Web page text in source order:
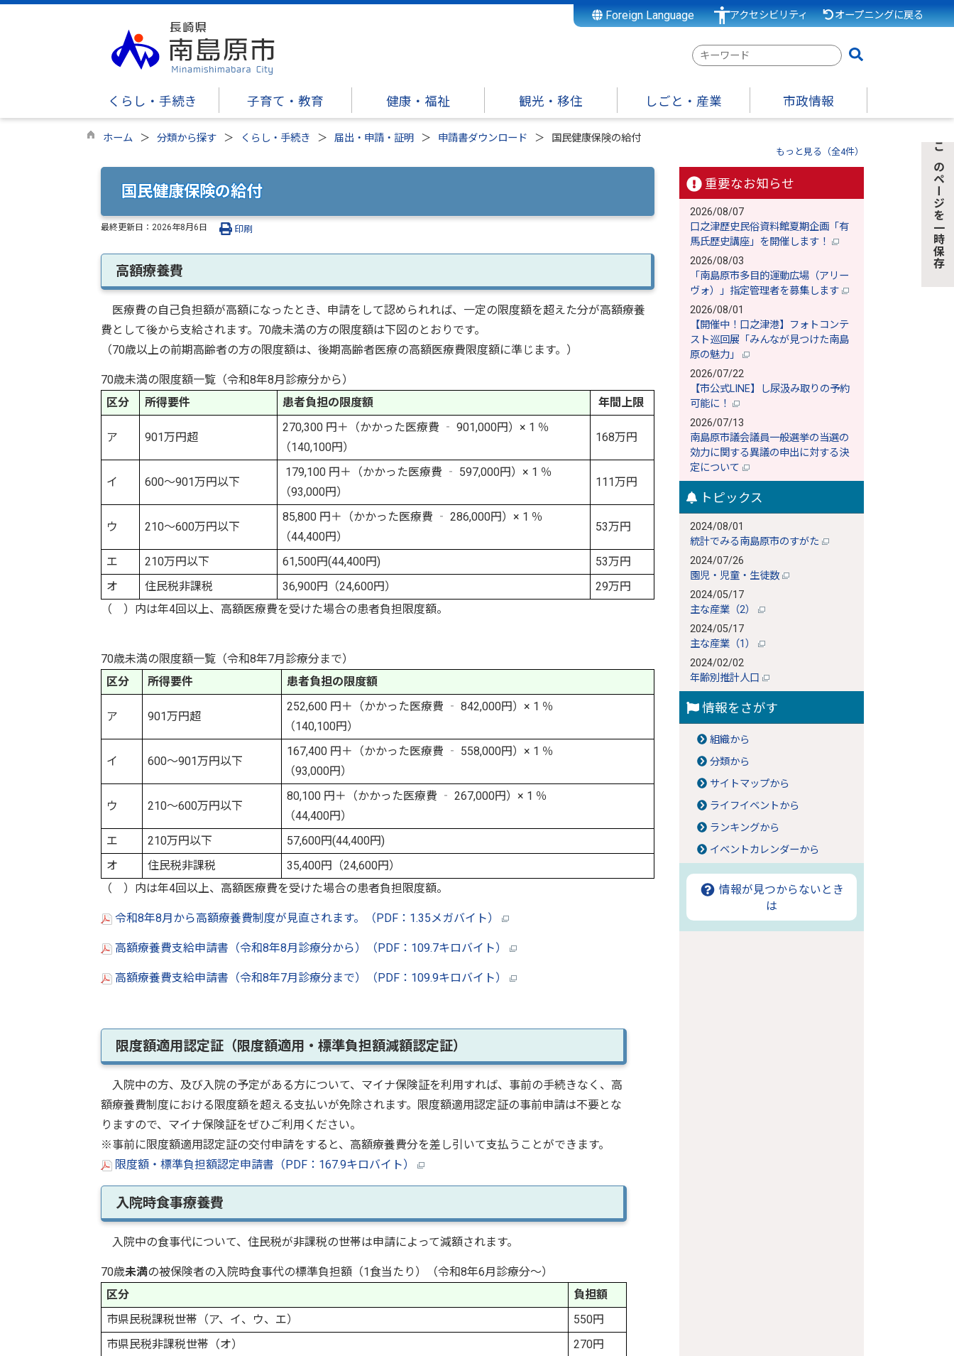
Foreign Language アクセシビリティ オープニングに戻る
検
ー
ワ
くらし・手続き 子育て・教育 健康・福祉 観光・移住 しごと・産業 市政情報
ホーム 分類から探す くらし・手続き 届出・申請・証明 申請書ダウンロード 国民健康保険の給付
もっと見る（全4件）
国民健康保険の給付
最終更新日： 2026年8月6日 印刷
高額療養費
医療費の自己負担額が高額になったとき、申請をして認められれば、一定の限度額を超えた分が高額療養
費として後から支給されます。70歳未満の方の限度額は下図のとおりです。
（70歳以上の前期高齢者の方の限度額は、後期高齢者医療の高額医療費限度額に準じます。）
70歳未満の限度額一覧（令和8年8月診療分から）
区分
所得要件 患者負担の限度額 年間上限
ア 901万円超
270,300 円＋（かかった医療費 ‐ 901,000円）× 1 ％
（140,100円）
168万円
イ 600～901万円以下
179,100 円＋（かかった医療費 ‐ 597,000円）× 1 ％
（93,000円）
111万円
ウ 210～600万円以下
85,800 円＋（かかった医療費 ‐ 286,000円）× 1 ％
（44,400円）
53万円
エ 210万円以下 61,500円(44,400円)
53万円
オ
住民税非課税 36,900円（24,600円）
29万円
（ ）内は年4回以上、高額医療費を受けた場合の患者負担限度額。
70歳未満の限度額一覧（令和8年7月診療分まで）
区分
所得要件 患者負担の限度額
ア 901万円超
252,600 円＋（かかった医療費 ‐ 842,000円）× 1 ％
（140,100円）
イ 600～901万円以下
167,400 円＋（かかった医療費 ‐ 558,000円）× 1 ％
（93,000円）
ウ 210～600万円以下
80,100 円＋（かかった医療費 ‐ 267,000円）× 1 ％
（44,400円）
エ
210万円以下
57,600円(44,400円)
オ
住民税非課税
35,400円（24,600円）
（ ）内は年4回以上、高額医療費を受けた場合の患者負担限度額。
令和8年8月から高額療養費制度が見直されます。（PDF：1.35メガバイト）
高額療養費支給申請書（令和8年8月診療分から）（PDF：109.7キロバイト）
高額療養費支給申請書（令和8年7月診療分まで）（PDF：109.9キロバイト）
限度額適用認定証（限度額適用・標準負担額減額認定証）
入院中の方、及び入院の予定がある方について、マイナ保険証を利用すれば、事前の手続きなく、高
額療養費制度における限度額を超える支払いが免除されます。限度額適用認定証の事前申請は不要とな
りますので、マイナ保険証をぜひご利用ください。
※事前に限度額適用認定証の交付申請をすると、高額療養費分を差し引いて支払うことができます。
限度額・標準負担額認定申請書（PDF：167.9キロバイト）
入院時食事療養費
入院中の食事代について、住民税が非課税の世帯は申請によって減額されます。
70歳未満の被保険者の入院時食事代の標準負担額（1食当たり）（令和8年6月診療分～）
区分
負担額
市県民税課税世帯（ア、イ、ウ、エ）
550円
市県民税非課税世帯（オ）
270円
重要なお知らせ
2026/08/07
口之津歴史民俗資料館夏期企画「有
馬氏歴史講座」を開催します！
2026/08/03
「南島原市多目的運動広場（アリー
ヴォ）」指定管理者を募集します
2026/08/01
【開催中！口之津港】フォトコンテ
スト巡回展「みんなが見つけた南島
原の魅力」
2026/07/22
【市公式LINE】し尿汲み取りの予約
可能に！
2026/07/13
南島原市議会議員一般選挙の当選の
効力に関する異議の申出に対する決
定について
トピックス
2024/08/01
統計でみる南島原市のすがた
2024/07/26
園児・児童・生徒数
2024/05/17
主な産業（2）
2024/05/17
主な産業（1）
2024/02/02
年齢別推計人口
情報をさがす
組織から
分類から
サイトマップから
ライフイベントから
ランキングから
イベントカレンダーから
情報が見つからないとき
は
このページを一時保存